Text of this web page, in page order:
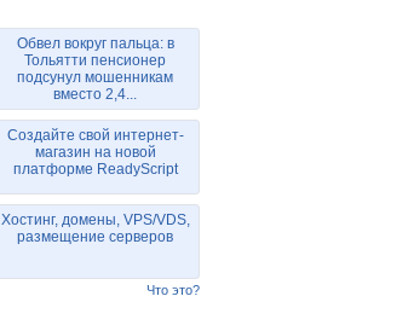
Обвел вокруг пальца: в
Тольятти пенсионер
подсунул мошенникам
вместо 2,4...
Создайте свой интернет-
магазин на новой
платформе ReadyScript
Хостинг, домены, VPS/VDS,
размещение серверов
Что это?